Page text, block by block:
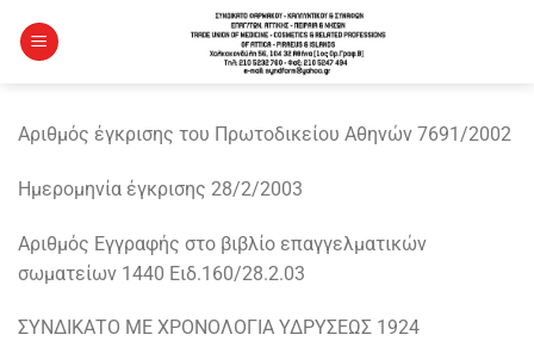
στο
Αριθμός έγκρισης του Πρωτοδικείου Αθηνών 7691/2002
Ημερομηνία έγκρισης 28/2/2003
Αριθμός Εγγραφής στο βιβλίο επαγγελματικών
σωματείων 1440 Ειδ.160/28.2.03
ΣΥΝΔΙΚΑΤΟ ΜΕ ΧΡΟΝΟΛΟΓΙΑ ΥΔΡΥΣΕΩΣ 1924